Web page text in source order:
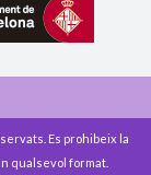
Es prohibeix la
qualsevol format.